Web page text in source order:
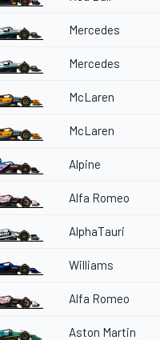
Mercedes
Mercedes
McLaren
McLaren
Alpine
Alfa Romeo
AlphaTauri
Williams
Alfa Romeo
Aston Martin